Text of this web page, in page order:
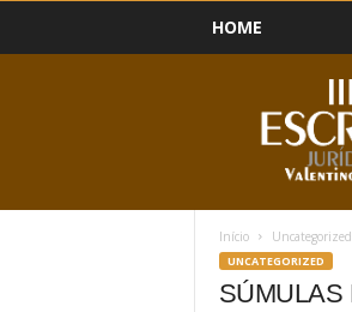
HOME
Início Uncategorized
UNCATEGORIZED
SÚMULAS